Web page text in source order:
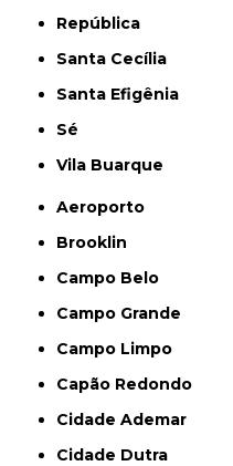
República
Santa Cecília
Santa Efigênia
Sé
Vila Buarque
Aeroporto
Brooklin
Campo Belo
Campo Grande
Campo Limpo
Capão Redondo
Cidade Ademar
Cidade Dutra